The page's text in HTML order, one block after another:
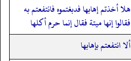
هلا أخذتم إهابها فدبغتموه فانتفعتم به
فقالوا إنها ميتة فقال إنما حرم أكلها
ألا انتفعتم بإهابها